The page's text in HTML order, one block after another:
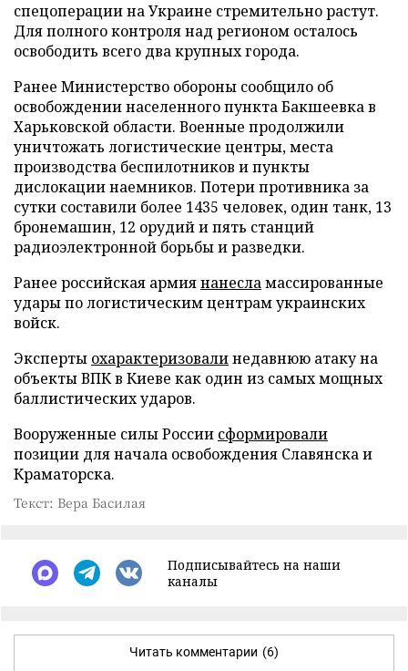
спецоперации на Украине стремительно растут.
Для полного контроля над регионом осталось
освободить всего два крупных города.
Ранее Министерство обороны сообщило об
освобождении населенного пункта Бакшеевка в
Харьковской области. Военные продолжили
уничтожать логистические центры, места
производства беспилотников и пункты
дислокации наемников. Потери противника за
сутки составили более 1435 человек, один танк, 13
бронемашин, 12 орудий и пять станций
радиоэлектронной борьбы и разведки.
Ранее российская армиянанесламассированные
удары по логистическим центрам украинских
войск.
Эксперты охарактеризовалинедавнюю атаку на
объекты ВПК в Киеве как один из самых мощных
баллистических ударов.
Вооруженные силы России сформировали
позиции для начала освобождения Славянска и
Краматорска.
Текст: Вера Басилая
Подписывайтесь на наши
каналы
Читать комментарии (6)